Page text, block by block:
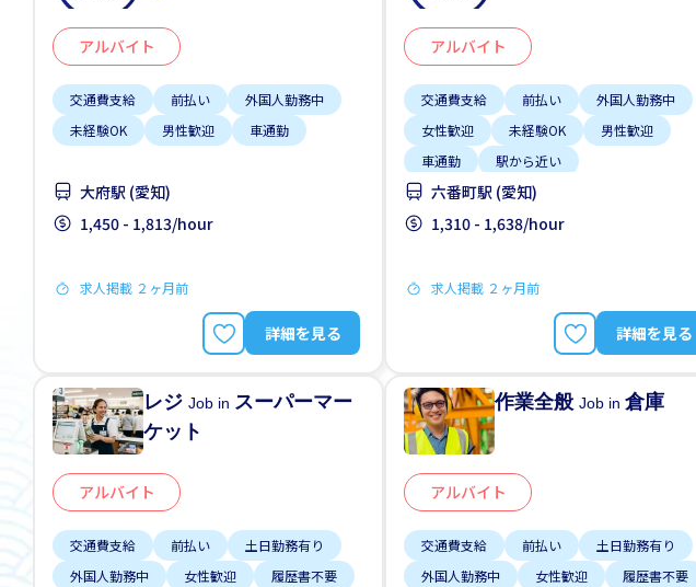
アルバイト
交通費支給 前払い
外国人勤務中
未経験OK
男性歓迎 車通勤
大府駅 (愛知)
1,450 - 1,813/hour
求人掲載 ２ヶ月前
詳細を見る
アルバイト
交通費支給 前払い
外国人勤務中
女性歓迎
未経験OK
男性歓迎
車通勤
駅から近い
六番町駅 (愛知)
1,310 - 1,638/hour
求人掲載 ２ヶ月前
詳細を見る
レジJob in スーパーマー
ケット
アルバイト
交通費支給 前払い
土日勤務有り
外国人勤務中
女性歓迎
履歴書不要
作業全般Job in倉庫
アルバイト
交通費支給 前払い
土日勤務有り
外国人勤務中
女性歓迎
履歴書不要